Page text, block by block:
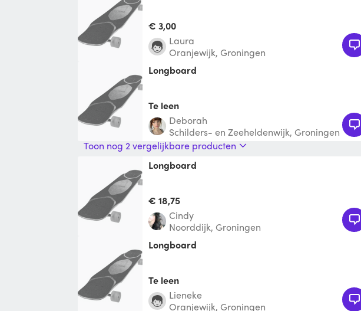
€ 3,00
Laura
Oranjewijk, Groningen
longboard
Te leen
Deborah
Schilders- en Zeeheldenwijk, Groningen
Toon nog 2 vergelijkbare producten
longboard
€ 18,75
Cindy
Noorddijk, Groningen
longboard
Te leen
Lieneke
Oranjewijk, Groningen